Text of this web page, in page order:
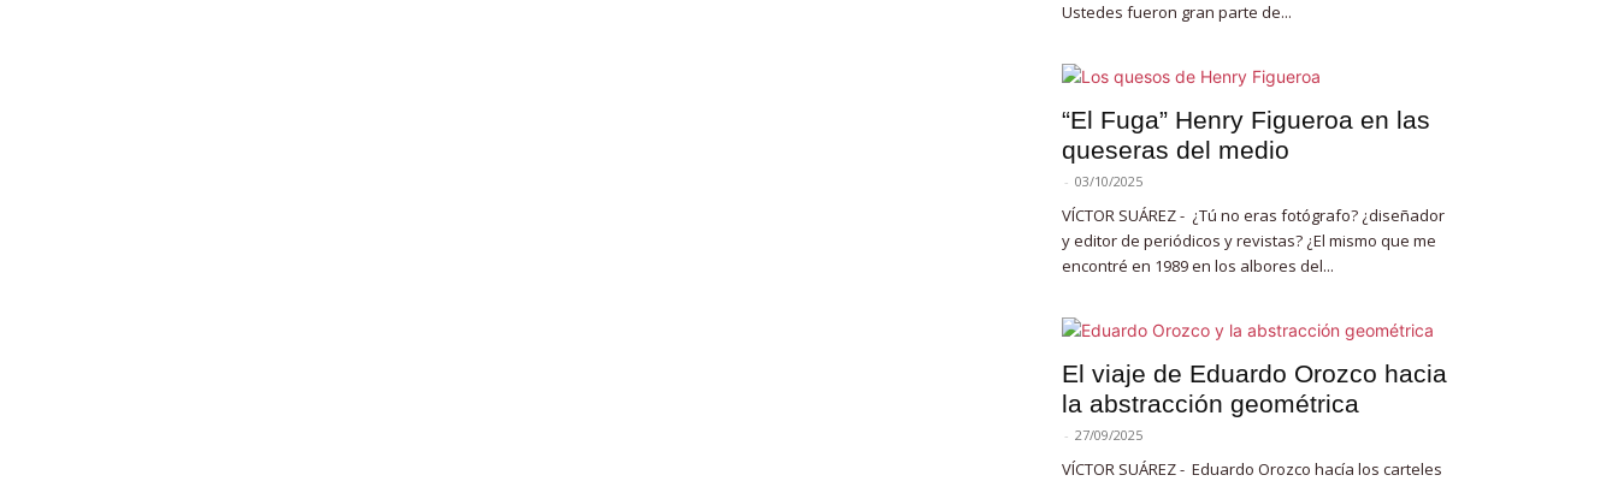
Ustedes fueron gran parte de...
“El Fuga” Henry Figueroa en las
queseras del medio
- 03/10/2025
VÍCTOR SUÁREZ - ¿Tú no eras fotógrafo? ¿diseñador
y editor de periódicos y revistas? ¿El mismo que me
encontré en 1989 en los albores del...
El viaje de Eduardo Orozco hacia
la abstracción geométrica
- 27/09/2025
VÍCTOR SUÁREZ - Eduardo Orozco hacía los carteles